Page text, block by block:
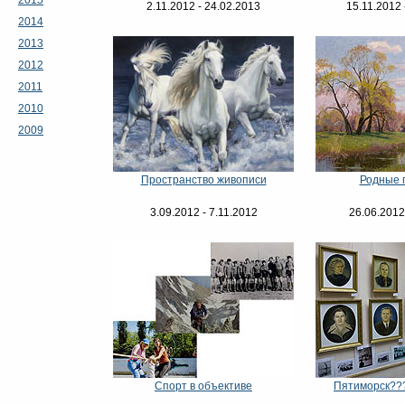
2014
2013
2012
2011
2010
2009
2.11.2012 - 24.02.2013 15.11.2012
Пространство живописи
3.09.2012 - 7.11.2012
Родные
Спорт в объективе